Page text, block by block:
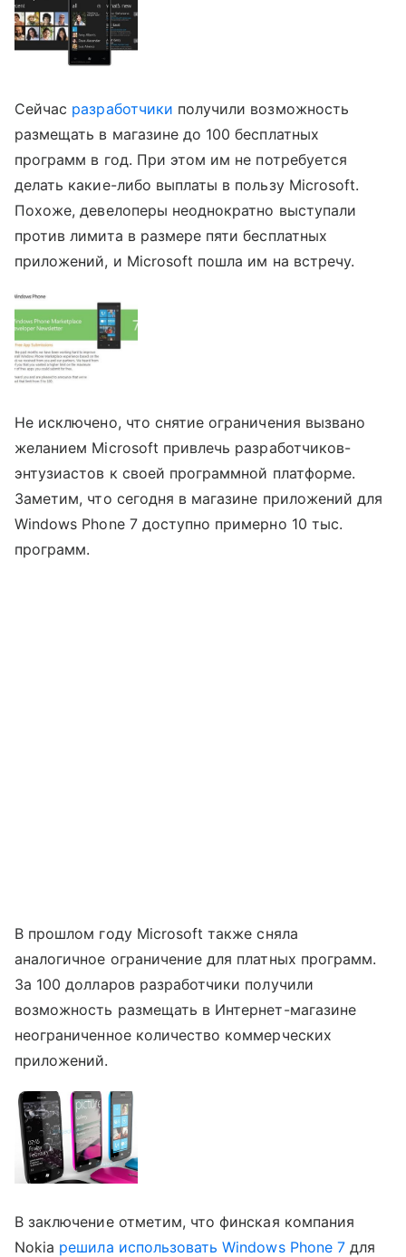
Сейчас разработчики получили возможность
размещать в магазине до 100 бесплатных
программ в год. При этом им не потребуется
делать какие-либо выплаты в пользу Microsoft.
Похоже, девелоперы неоднократно выступали
против лимита в размере пяти бесплатных
приложений, и Microsoft пошла им на встречу.
Не исключено, что снятие ограничения вызвано
желанием Microsoft привлечь разработчиков-
энтузиастов к своей программной платформе.
Заметим, что сегодня в магазине приложений для
Windows Phone 7 доступно примерно 10 тыс.
программ.
В прошлом году Microsoft также сняла
аналогичное ограничение для платных программ.
За 100 долларов разработчики получили
возможность размещать в Интернет-магазине
неограниченное количество коммерческих
приложений.
В заключение отметим, что финская компания
Nokia решила использовать Windows Phone 7для